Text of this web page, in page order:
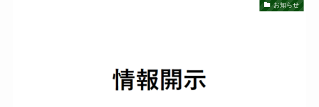
お知らせ